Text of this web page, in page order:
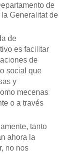
de
Generalitat de
de
es facilitar
de
social que
y
mecenas
o a través
tanto
ahora la
no nos